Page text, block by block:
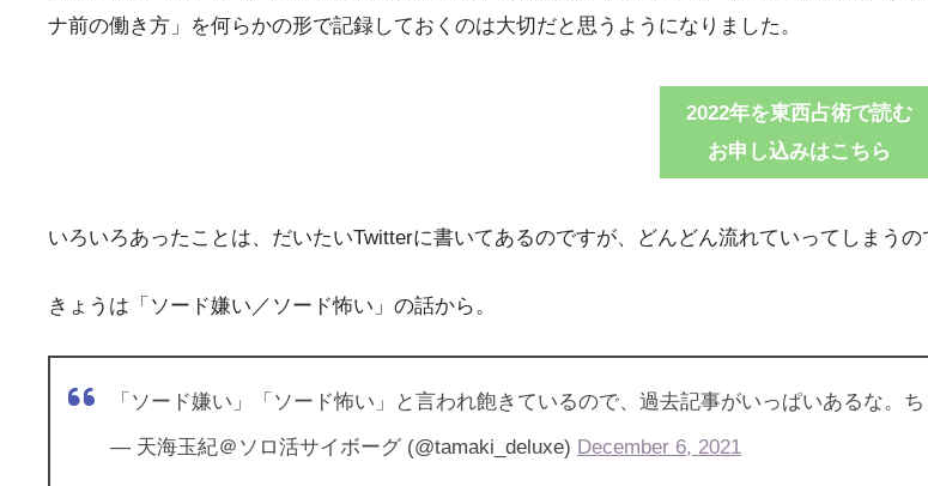
ナ前の働き方」を何らかの形で記録しておくのは大切だと思うようになりました。
2022年を東西占術で読む
お申し込みはこちら
いろいろあったことは、だいたいTwitterに書いてあるのですが、どんどん流れていってしまう
きょうは「ソード嫌い／ソード怖い」の話から。
「ソード嫌い」「ソード怖い」と言われ飽きているので、過去記事がいっぱいあるな。ち
— 天海玉紀＠ソロ活サイボーグ (@tamaki_deluxe) December 6, 2021